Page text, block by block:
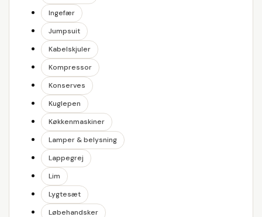
Ingefær
Jumpsuit
Kabelskjuler
Kompressor
Konserves
Kuglepen
Køkkenmaskiner
Lamper & belysning
Lappegrej
Lim
Lygtesæt
Løbehandsker